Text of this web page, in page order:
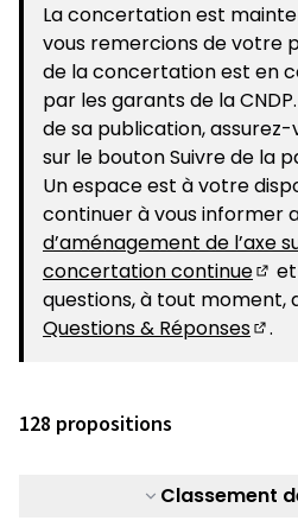
La concertation est
vous remercions de votre
de la concertation est en
par les garants de la
de sa publication, assurez-
sur le bouton Suivre de la
Un espace est à votre
continuer à vous informer
d’aménagement de l’axe
concertation continue
questions, à tout moment,
Questions & Réponses
.
128 propositions
Classement